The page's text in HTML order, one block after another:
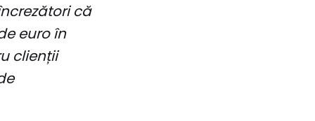
că
euro în
clienții